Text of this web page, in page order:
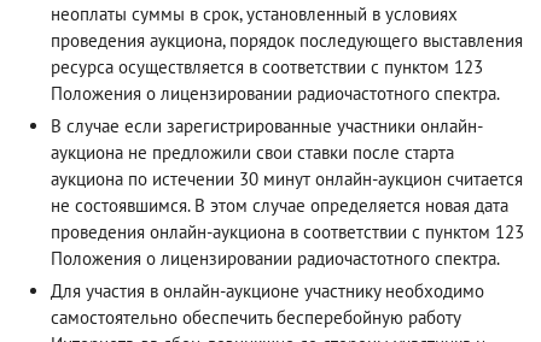
неоплаты суммы в срок, установленный в условиях
проведения аукциона, порядок последующего выставления
ресурса осуществляется в соответствии с пунктом 123
Положения о лицензировании радиочастотного спектра.
В случае если зарегистрированные участники онлайн-
аукциона не предложили свои ставки после старта
аукциона по истечении 30 минут онлайн-аукцион считается
не состоявшимся. В этом случае определяется новая дата
проведения онлайн-аукциона в соответствии с пунктом 123
Положения о лицензировании радиочастотного спектра.
Для участия в онлайн-аукционе участнику необходимо
самостоятельно обеспечить бесперебойную работу